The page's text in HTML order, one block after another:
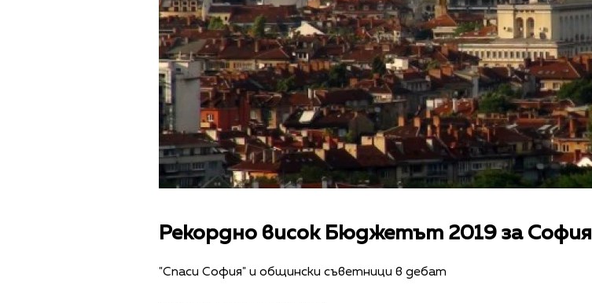
Рекордно висок Бюджетът 2019 за София
"Спаси София" и общински съветници в дебат